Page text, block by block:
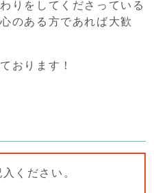
りをしてくださっている
のある方であれば大歓
おります！
ください。